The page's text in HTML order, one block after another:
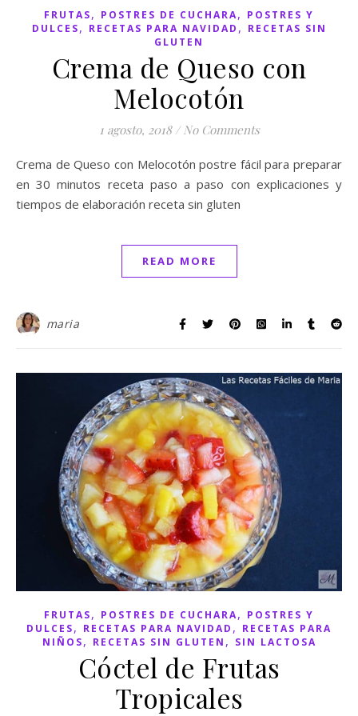
FRUTAS, POSTRES DE CUCHARA, POSTRES Y
DULCES, RECETAS PARA NAVIDAD , RECETAS SIN
GLUTEN
Crema de Queso con
Melocotón
1 agosto, 2018 / No Comments
Crema de Queso con Melocotón postre fácil para preparar
en 30 minutos receta paso a paso con explicaciones y
tiempos de elaboración receta sin gluten
READ MORE
maria
FRUTAS, POSTRES DE CUCHARA, POSTRES Y
DULCES, RECETAS PARA NAVIDAD , RECETAS PARA
NIÑOS, RECETAS SIN GLUTEN , SIN LACTOSA
Cóctel de Frutas
Tropicales